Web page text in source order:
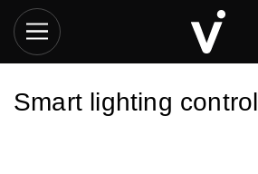
Smart lighting control